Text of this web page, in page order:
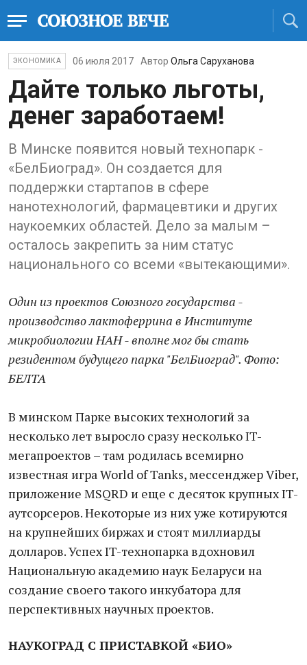
ЭКОНОМИКА 06 июля 2017 Автор Ольга Саруханова
Дайте только льготы,
денег заработаем!
В Минске появится новый технопарк -
«БелБиоград». Он создается для
поддержки стартапов в сфере
нанотехнологий, фармацевтики и других
наукоемких областей. Дело за малым –
осталось закрепить за ним статус
национального со всеми «вытекающими».
Один из проектов Союзного государства -
производство лактоферрина в Институте
микробиологии НАН - вполне мог бы стать
резидентом будущего парка "БелБиоград". Фото:
БЕЛТА
В минском Парке высоких технологий за
несколько лет выросло сразу несколько IT-
мегапроектов – там родилась всемирно
известная игра World of Tanks, мессенджер Viber,
приложение MSQRD и еще с десяток крупных IT-
аутсорсеров. Некоторые из них уже котируются
на крупнейших биржах и стоят миллиарды
долларов. Успех IT-технопарка вдохновил
Национальную академию наук Беларуси на
создание своего такого инкубатора для
перспективных научных проектов.
НАУКОГРАД С ПРИСТАВКОЙ «БИО»